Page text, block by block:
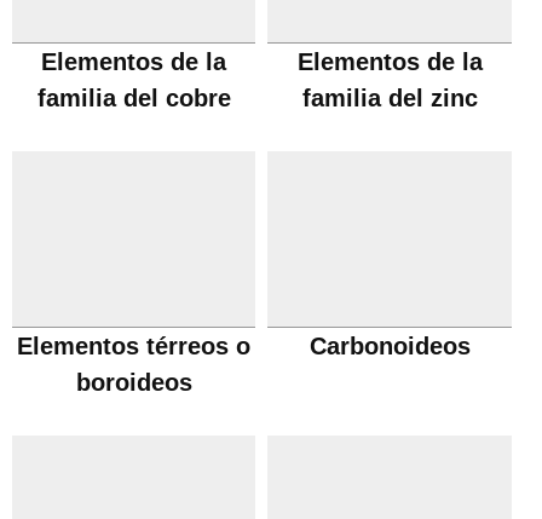
Elementos de la
familia del cobre
Elementos de la
familia del zinc
Elementos térreos o
boroideos
Carbonoideos